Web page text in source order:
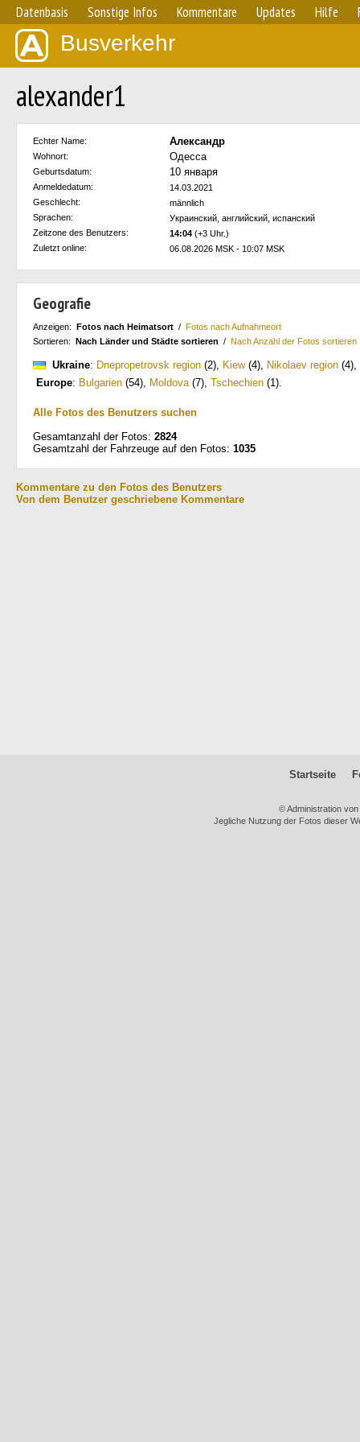
Datenbasis Sonstige Infos Kommentare Updates Hilfe
Busverkehr
alexander1
Echter Name: Александр
Wohnort: Одесса
Geburtsdatum: 10 января
Anmeldedatum:
14.03.2021
Geschlecht:
männlich
Sprachen:
Украинский, английский, испанский
Zeitzone des Benutzers:
14:04 (+3 Uhr.)
Zuletzt online:
06.08.2026 MSK - 10:07 MSK
Geografie
Anzeigen: Fotos nach Heimatsort / Fotos nach Aufnahmeort
Sortieren: Nach Länder und Städte sortieren / Nach Anzahl der Fotos sortieren
Ukraine: Dnepropetrovsk region (2), Kiew(4), Nikolaev region (4),
Europe: Bulgarien (54), Moldova(7), Tschechien (1).
Alle Fotos des Benutzers suchen
Gesamtanzahl der Fotos: 2824
Gesamtzahl der Fahrzeuge auf den Fotos: 1035
Kommentare zu den Fotos des Benutzers
Von dem Benutzer geschriebene Kommentare
Startseite
© Administration
Jegliche Nutzung der Fotos dieser